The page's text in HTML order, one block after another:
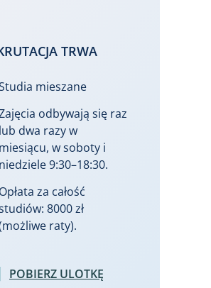
TRWA
mieszane
odbywają się raz
lub dwa razy w
miesiącu, w soboty i
niedziele 9:30–18:30.
Opłata za całość
8000 zł
raty).
POBIERZ ULOTKĘ